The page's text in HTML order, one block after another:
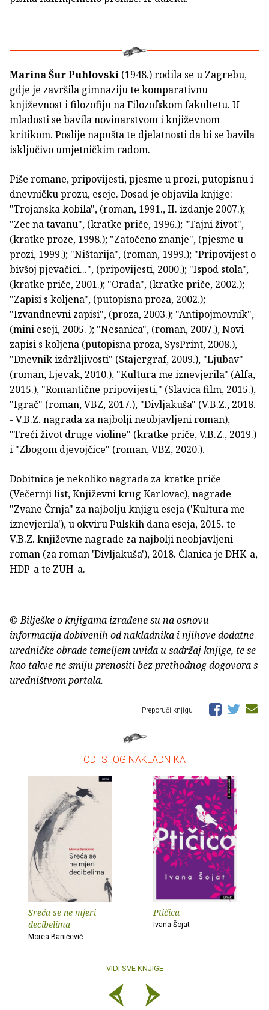
Marina Šur Puhlovski (1948.) rodila se u Zagrebu,
gdje je završila gimnaziju te komparativnu
književnost i filozofiju na Filozofskom fakultetu. U
mladosti se bavila novinarstvom i književnom
kritikom. Poslije napušta te djelatnosti da bi se bavila
isključivo umjetničkim radom.
Piše romane, pripovijesti, pjesme u prozi, putopisnu i
dnevničku prozu, eseje. Dosad je objavila knjige:
"Trojanska kobila", (roman, 1991., II. izdanje 2007.);
"Zec na tavanu", (kratke priče, 1996.); "Tajni život",
(kratke proze, 1998.); "Zatočeno znanje", (pjesme u
prozi, 1999.); "Ništarija", (roman, 1999.); "Pripovijest o
bivšoj pjevačici...", (pripovijesti, 2000.); "Ispod stola",
(kratke priče, 2001.); "Orada", (kratke priče, 2002.);
"Zapisi s koljena", (putopisna proza, 2002.);
"Izvandnevni zapisi", (proza, 2003.); "Antipojmovnik",
(mini eseji, 2005. ); "Nesanica", (roman, 2007.), Novi
zapisi s koljena (putopisna proza, SysPrint, 2008.),
"Dnevnik izdržljivosti" (Stajergraf, 2009.), "Ljubav"
(roman, Ljevak, 2010.), "Kultura me iznevjerila" (Alfa,
2015.), "Romantične pripovijesti," (Slavica film, 2015.),
"Igrač" (roman, VBZ, 2017.), "Divljakuša" (V.B.Z., 2018.
- V.B.Z. nagrada za najbolji neobjavljeni roman),
"Treći život druge violine" (kratke priče, V.B.Z., 2019.)
i "Zbogom djevojčice" (roman, VBZ, 2020.).
Dobitnica je nekoliko nagrada za kratke priče
(Večernji list, Književni krug Karlovac), nagrade
"Zvane Črnja" za najbolju knjigu eseja ('Kultura me
iznevjerila'), u okviru Pulskih dana eseja, 2015. te
V.B.Z. književne nagrade za najbolji neobjavljeni
roman (za roman 'Divljakuša'), 2018. Članica je DHK-a,
HDP-a te ZUH-a.
© Bilješke o knjigama izrađene su na osnovu
informacija dobivenih od nakladnika i njihove dodatne
uredničke obrade temeljem uvida u sadržaj knjige, te se
kao takve ne smiju prenositi bez prethodnog dogovora s
uredništvom portala.
Preporuči knjigu
– OD ISTOG NAKLADNIKA –
Sreća se ne mjeri
decibelima
Morea Banićević
Ptičica
Ivana Šojat
VIDI SVE KNJIGE